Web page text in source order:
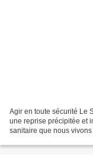
Agir en toute sécurité Le
une reprise précipitée et
sanitaire que nous vivons